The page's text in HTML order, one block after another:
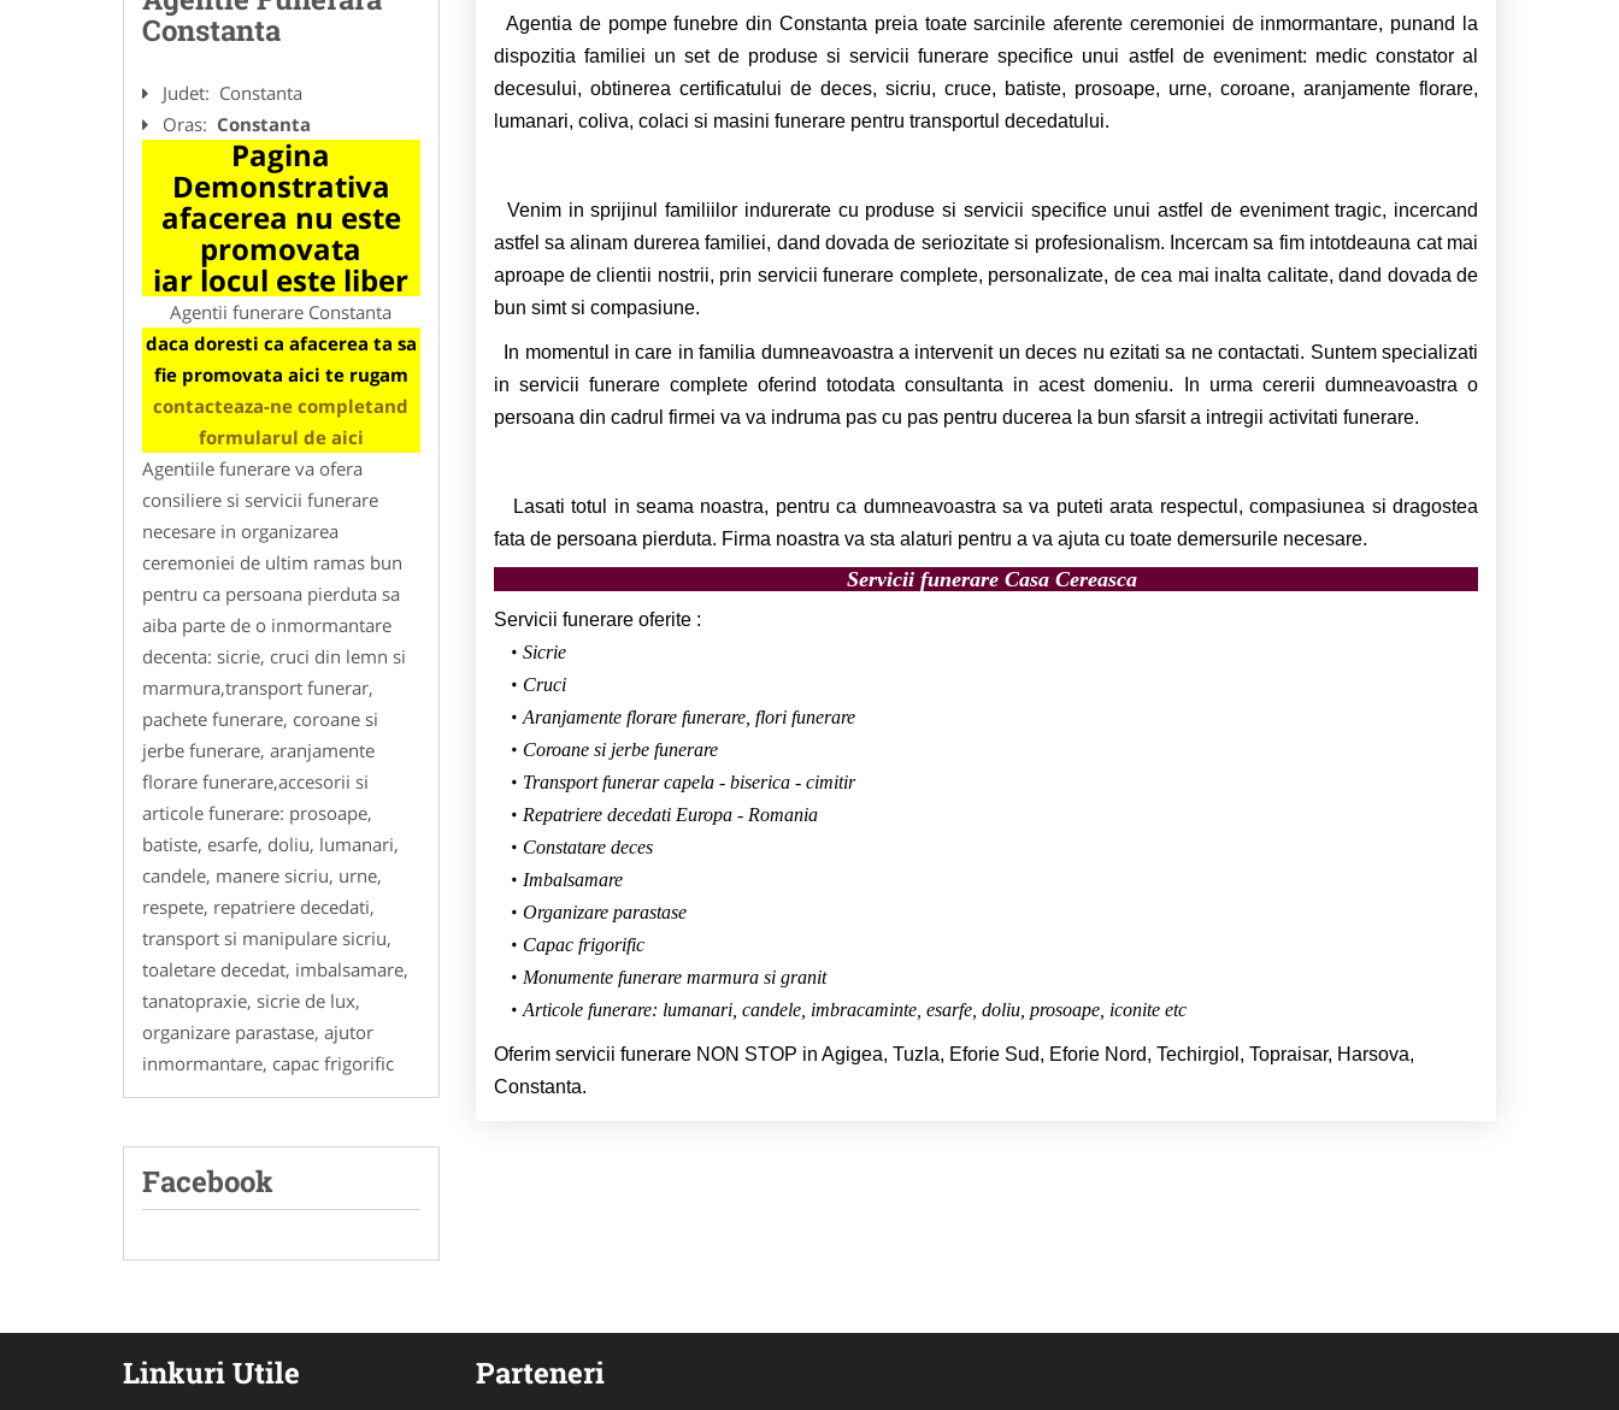
Constanta
Judet: Constanta
Oras: Constanta
Pagina
Demonstrativa
afacerea nu este
promovata
iar locul este liber
Agentii funerare Constanta
daca doresti ca afacerea ta sa
fie promovata aici te rugam
contacteaza-ne completand
formularul de aici
Agentiile funerare va ofera
consiliere si servicii funerare
necesare in organizarea
ceremoniei de ultim ramas bun
pentru ca persoana pierduta sa
aiba parte de o inmormantare
decenta: sicrie, cruci din lemn si
marmura,transport funerar,
pachete funerare, coroane si
jerbe funerare, aranjamente
florare funerare,accesorii si
articole funerare: prosoape,
batiste, esarfe, doliu, lumanari,
candele, manere sicriu, urne,
respete, repatriere decedati,
transport si manipulare sicriu,
toaletare decedat, imbalsamare,
tanatopraxie, sicrie de lux,
organizare parastase, ajutor
inmormantare, capac frigorific
Facebook
Agentia de pompe funebre din Constanta preia toate sarcinile aferente ceremoniei de inmormantare, punand la
dispozitia familiei un set de produse si servicii funerare specifice unui astfel de eveniment: medic constator al
decesului, obtinerea certificatului de deces, sicriu, cruce, batiste, prosoape, urne, coroane, aranjamente florare,
lumanari, coliva, colaci si masini funerare pentru transportul decedatului.
Venim in sprijinul familiilor indurerate cu produse si servicii specifice unui astfel de eveniment tragic, incercand
astfel sa alinam durerea familiei, dand dovada de seriozitate si profesionalism. Incercam sa fim intotdeauna cat mai
aproape de clientii nostrii, prin servicii funerare complete, personalizate, de cea mai inalta calitate, dand dovada de
bun simt si compasiune.
In momentul in care in familia dumneavoastra a intervenit un deces nu ezitati sa ne contactati. Suntem specializati
in servicii funerare complete oferind totodata consultanta in acest domeniu. In urma cererii dumneavoastra o
persoana din cadrul firmei va va indruma pas cu pas pentru ducerea la bun sfarsit a intregii activitati funerare.
Lasati totul in seama noastra, pentru ca dumneavoastra sa va puteti arata respectul, compasiunea si dragostea
fata de persoana pierduta. Firma noastra va sta alaturi pentru a va ajuta cu toate demersurile necesare.
Servicii funerare Casa Cereasca
Servicii funerare oferite :
Sicrie
Cruci
Aranjamente florare funerare, flori funerare
Coroane si jerbe funerare
Transport funerar capela - biserica - cimitir
Repatriere decedati Europa - Romania
Constatare deces
Imbalsamare
Organizare parastase
Capac frigorific
Monumente funerare marmura si granit
Articole funerare: lumanari, candele, imbracaminte, esarfe, doliu, prosoape, iconite etc
Oferim servicii funerare NON STOP in Agigea, Tuzla, Eforie Sud, Eforie Nord, Techirgiol, Topraisar, Harsova,
Constanta.
Linkuri Utile Parteneri